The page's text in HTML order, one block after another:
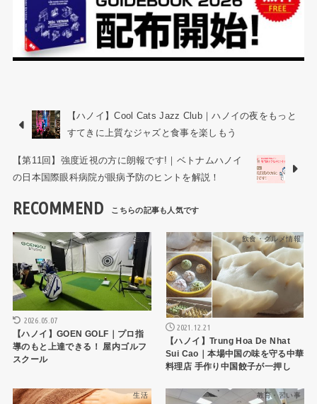
【ハノイ】Cool Cats Jazz Club｜ハノイの夜をもっと
すてきに上質なジャズと食事を楽しもう
【第11回】強度近視の方に朗報です!｜ベトナムハノイ
の日本国際眼科病院が眼病予防のヒントを解説！
RECOMMEND
生活
2026.05.07
【ハノイ】GOEN GOLF｜プロ指
導のもと上達できる！ 屋内ゴルフ
スクール
飲食・グルメ情報
2021.12.21
【ハノイ】Trung Hoa De Nhat
Sui Cao｜本場中国の味を守る中華
料理店 手作り中国餃子が一押し
生活 教育・習い事